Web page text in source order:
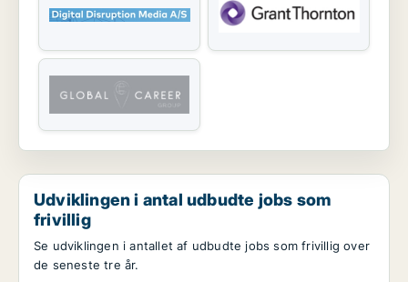
Udviklingen i antal udbudte jobs som
frivillig
Se udviklingen i antallet af udbudte jobs som frivillig over
de seneste tre år.